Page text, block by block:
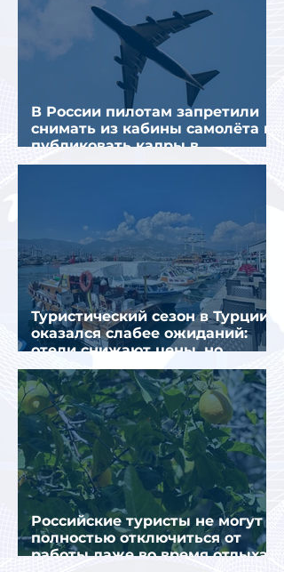
В России пилотам запретили
снимать из кабины самолёта и
публиковать кадры в
интернете
Туристический сезон в Турции
оказался слабее ожиданий:
отели снижают цены, но
загрузка остается низкой
Российские туристы не могут
полностью отключиться от
работы даже во время отдыха